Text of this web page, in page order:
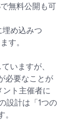
無料公開も可
め込みつ
す。
いますが、
必要なことが
ント主催者に
設計は「1つの